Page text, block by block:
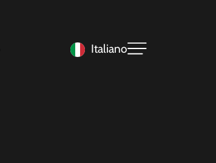
Italiano